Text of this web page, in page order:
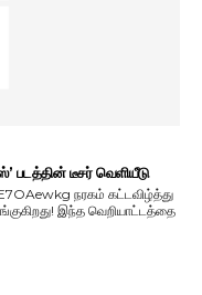
படத்தின் டீசர் வெளியீடு
நரகம் கட்டவிழ்த்து
இந்த வெறியாட்டத்தை